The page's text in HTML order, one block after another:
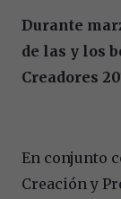
Durante
de las y los
Creadores
En conjunto
Creación y